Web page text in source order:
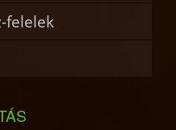
felelek